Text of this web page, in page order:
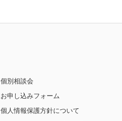
個別相談会
お申し込みフォーム
個人情報保護方針について